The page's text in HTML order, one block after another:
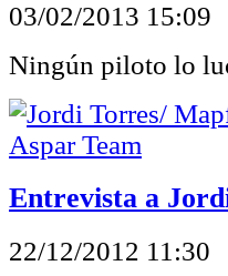
03/02/2013 15:09
Ningún piloto lo
Entrevista a
22/12/2012 11:30